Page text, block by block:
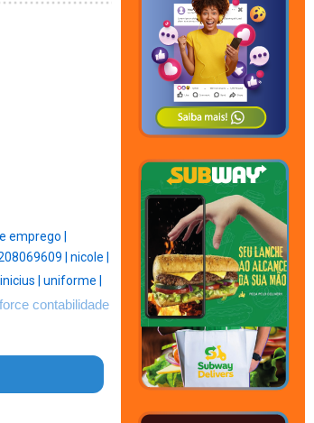
emprego |
| nicole |
| uniforme |
contabilidade